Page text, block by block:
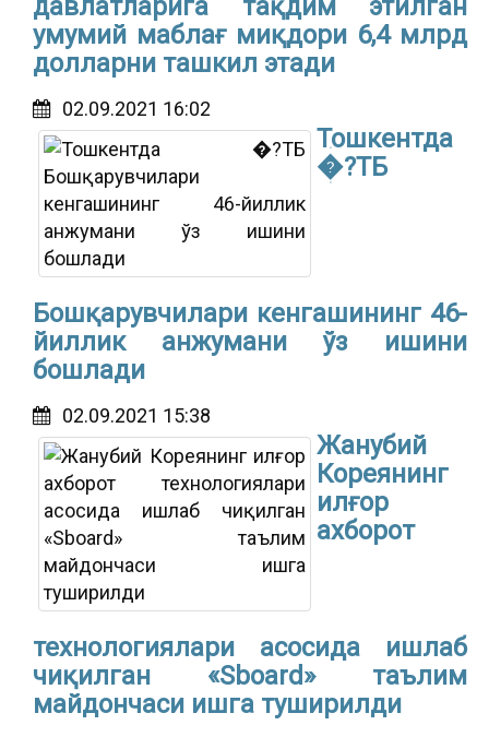
давлатларига тақдим этилган
умумий маблағ миқдори 6,4 млрд
долларни ташкил этади
02.09.2021 16:02
Тошкентда
�?ТБ
Бошқарувчилари кенгашининг 46-
йиллик анжумани ўз ишини
бошлади
02.09.2021 15:38
Жанубий
Кореянинг
илғор
ахборот
технологиялари асосида ишлаб
чиқилган «Sboard» таълим
майдончаси ишга туширилди